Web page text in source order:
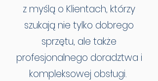
z myślą o Klientach, którzy
szukają nie tylko dobrego
sprzętu, ale także
profesjonalnego doradztwa i
kompleksowej obsługi.